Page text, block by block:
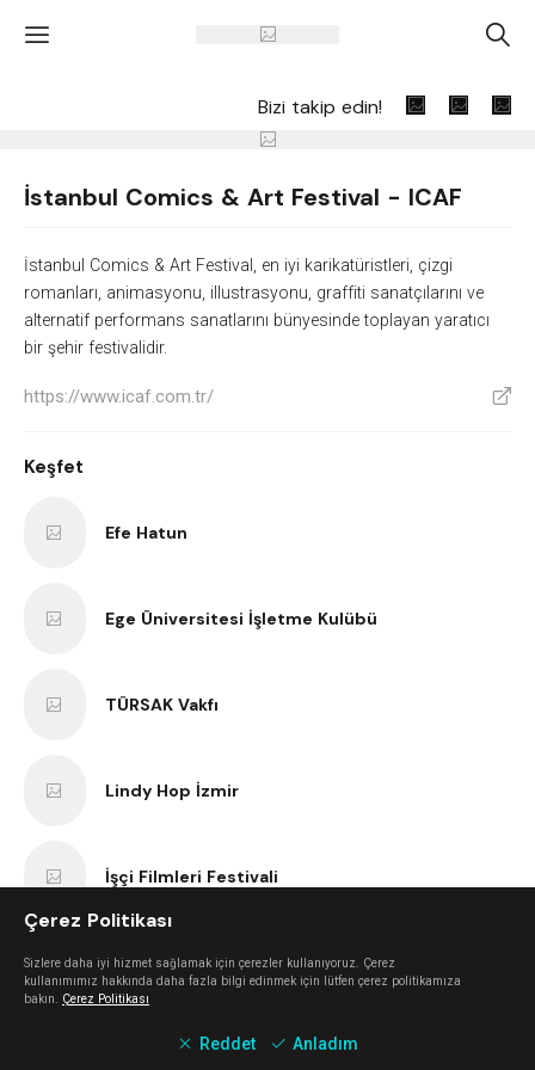
' A
Bizi takip edin!
İstanbul Comics & Art Festival - ICAF
İstanbul Comics & Art Festival, en iyi karikatüristleri, çizgi
romanları, animasyonu, illustrasyonu, graffiti sanatçılarını ve
alternatif performans sanatlarını bünyesinde toplayan yaratıcı
bir şehir festivalidir.
https://www.icaf.com.tr/ V
Keşfet
Efe Hatun
Ege Üniversitesi İşletme Kulübü
TÜRSAK Vakfı
Lindy Hop İzmir
İşçi Filmleri Festivali
VBenzeri
Bir Varmış Bir Yokmuş Tiyatro
Çerez Politikası
Sizlere daha iyi hizmet sağlamak için çerezler kullanıyoruz. Çerez
kullanımımız hakkında daha fazla bilgi edinmek için lütfen çerez politikamıza
bakın. Çerez Politikası
Reddet Anladım